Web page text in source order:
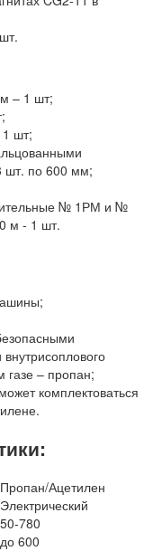
– 1 шт;
1 шт;
шт. по 600 мм;
№ 1РМ и №
м - 1 шт.
– пропан;
комплектоваться
Пропан/Ацетилен
Электрический
50-780
до 600